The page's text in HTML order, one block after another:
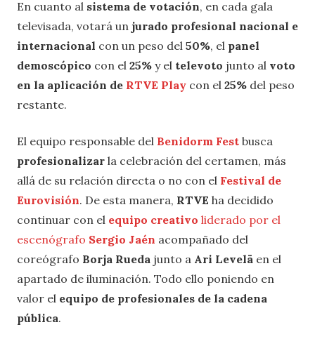
En cuanto al sistema de votación, en cada gala
televisada, votará un jurado profesional nacional e
internacional con un peso del 50%, el panel
demoscópico con el 25% y el televoto junto al voto
en la aplicación de RTVE Play con el 25% del peso
restante.
El equipo responsable del Benidorm Fest busca
profesionalizar la celebración del certamen, más
allá de su relación directa o no con el Festival de
Eurovisión. De esta manera, RTVE ha decidido
continuar con el equipo creativo liderado por el
escenógrafo Sergio Jaén acompañado del
coreógrafo Borja Rueda junto a Ari Levelä en el
apartado de iluminación. Todo ello poniendo en
valor el equipo de profesionales de la cadena
pública.